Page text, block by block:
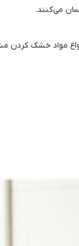
می‌کنند.
مواد خشک کردن